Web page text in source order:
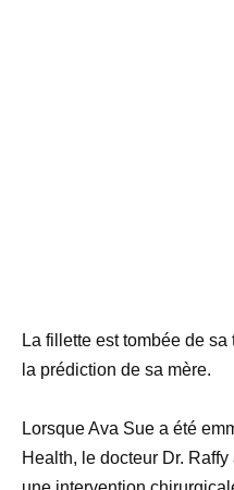
La fillette est tombée de
la prédiction de sa mère.
Lorsque Ava Sue a été
Health, le docteur Dr.